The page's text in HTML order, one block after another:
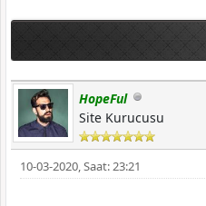
HopeFul
Site Kurucusu
10-03-2020, Saat: 23:21